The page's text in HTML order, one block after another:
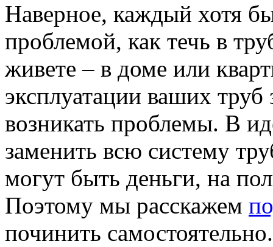
Наверное, каждый хотя
проблемой, как течь в
живете – в доме или
эксплуатации ваших
возникать проблемы. В
заменить всю систему
могут быть деньги, на
Поэтому мы расскажем
починить самостоятельно.